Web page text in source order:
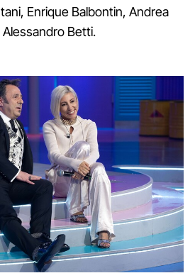
Enrique Balbontin, Andrea
Betti.